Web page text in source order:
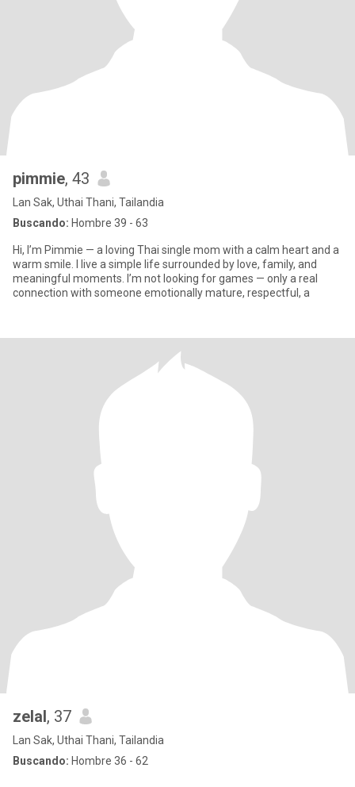
pimmie, 43
Lan Sak, Uthai Thani, Tailandia
Buscando: Hombre 39 - 63
Hi, I’m Pimmie — a loving Thai single mom with a calm heart and a
warm smile. I live a simple life surrounded by love, family, and
meaningful moments. I’m not looking for games — only a real
connection with someone emotionally mature, respectful, a
zelal, 37
Lan Sak, Uthai Thani, Tailandia
Buscando: Hombre 36 - 62